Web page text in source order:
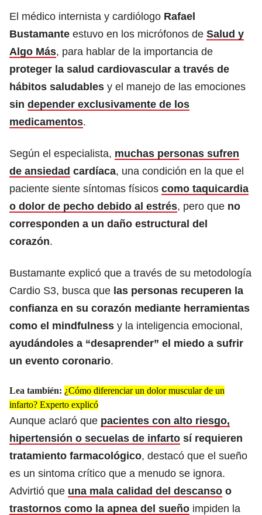
El médico internista y cardiólogo Rafael
Bustamante estuvo en los micrófonos de Salud y
Algo Más, para hablar de la importancia de
proteger la salud cardiovascular a través de
hábitos saludables y el manejo de las emociones
sin depender exclusivamente de los
medicamentos.
Según el especialista, muchas personas sufren
de ansiedad cardíaca, una condición en la que el
paciente siente síntomas físicos como taquicardia
o dolor de pecho debido al estrés, pero que no
corresponden a un daño estructural del
corazón.
Bustamante explicó que a través de su metodología
Cardio S3, busca que las personas recuperen la
confianza en su corazón mediante herramientas
como el mindfulness y la inteligencia emocional,
ayudándoles a “desaprender” el miedo a sufrir
un evento coronario.
Lea también: ¿Cómo diferenciar un dolor muscular de un
infarto? Experto explicó
Aunque aclaró que pacientes con alto riesgo,
hipertensión o secuelas de infarto sí requieren
tratamiento farmacológico, destacó que el sueño
es un sintoma crítico que a menudo se ignora.
Advirtió que una mala calidad del descanso o
trastornos como la apnea del sueño impiden la